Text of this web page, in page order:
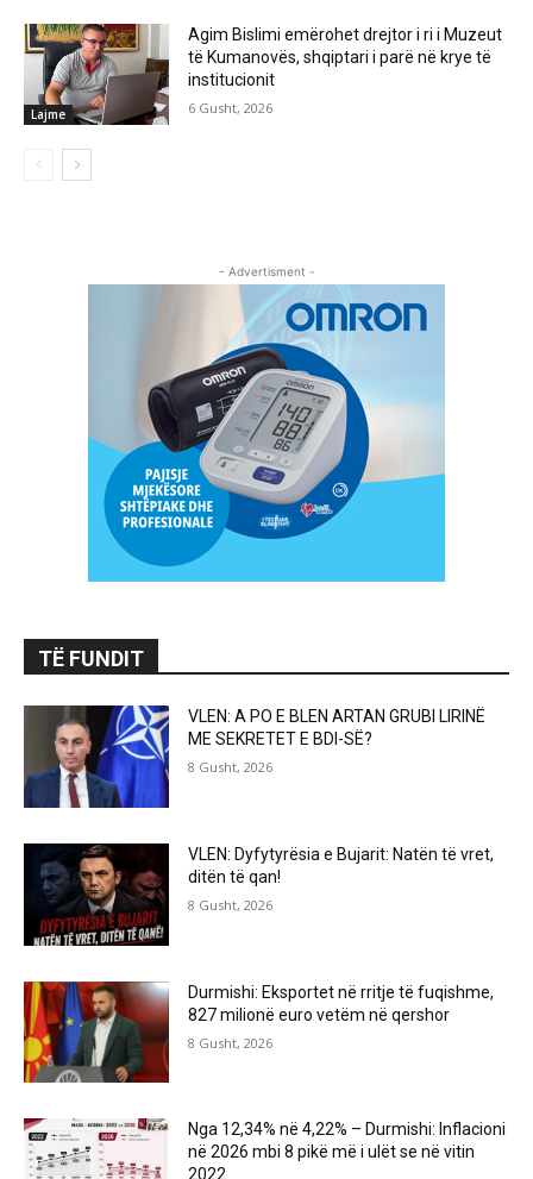
Lajme
Agim Bislimi emërohet drejtor i ri i Muzeut
të Kumanovës, shqiptari i parë në krye të
institucionit
6 Gusht, 2026
- Advertisment -
TË FUNDIT
VLEN: A PO E BLEN ARTAN GRUBI LIRINË
ME SEKRETET E BDI-SË?
8 Gusht, 2026
VLEN: Dyfytyrësia e Bujarit: Natën të vret,
ditën të qan!
8 Gusht, 2026
Durmishi: Eksportet në rritje të fuqishme,
827 milionë euro vetëm në qershor
8 Gusht, 2026
Nga 12,34% në 4,22% – Durmishi: Inflacioni
në 2026 mbi 8 pikë më i ulët se në vitin
2022